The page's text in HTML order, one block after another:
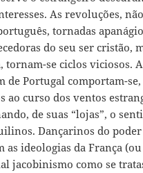
As revoluções,
tornadas
do seu ser cristão,
tornam-se ciclos viciosos.
de Portugal comportam-
ao curso dos ventos
de suas “lojas”, o
Dançarinos do
as ideologias da França
jacobinismo como se